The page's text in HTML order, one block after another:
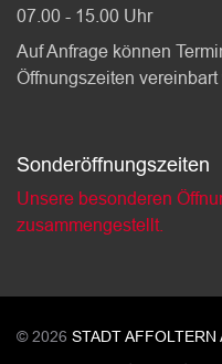
07.00 - 15.00 Uhr
Auf Anfrage können
Öffnungszeiten vereinbart
Sonderöffnungszeiten
Unsere besonderen
zusammengestellt.
© 2026 STADT AFFOLTERN